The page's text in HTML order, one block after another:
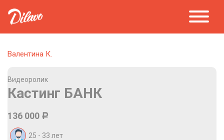
Валентина К.
Видеоролик
Кастинг БАНК
136 000 Р
25 - 33 лет